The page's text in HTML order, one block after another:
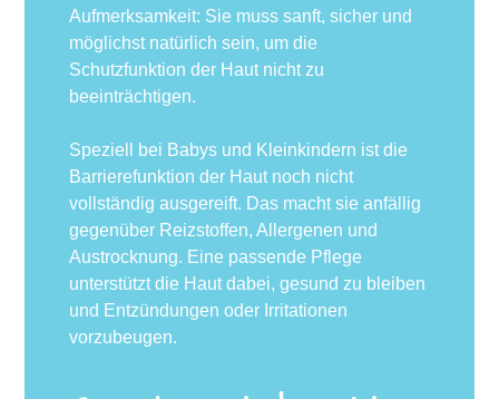
Aufmerksamkeit: Sie muss sanft, sicher und
möglichst natürlich sein, um die
Schutzfunktion der Haut nicht zu
beeinträchtigen.
Speziell bei Babys und Kleinkindern ist die
Barrierefunktion der Haut noch nicht
vollständig ausgereift. Das macht sie anfällig
gegenüber Reizstoffen, Allergenen und
Austrocknung. Eine passende Pflege
unterstützt die Haut dabei, gesund zu bleiben
und Entzündungen oder Irritationen
vorzubeugen.